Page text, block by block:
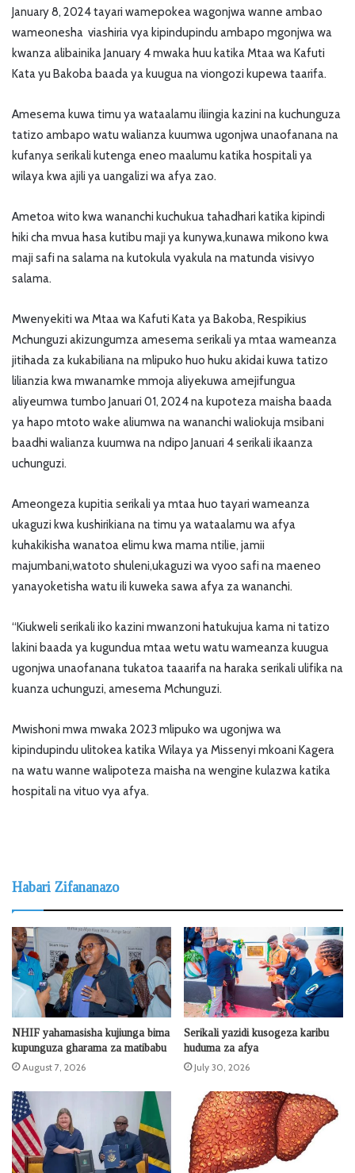
January 8, 2024 tayari wamepokea wagonjwa wanne ambao
wameonesha viashiria vya kipindupindu ambapo mgonjwa wa
kwanza alibainika January 4 mwaka huu katika Mtaa wa Kafuti
Kata yu Bakoba baada ya kuugua na viongozi kupewa taarifa.
Amesema kuwa timu ya wataalamu iliingia kazini na kuchunguza
tatizo ambapo watu walianza kuumwa ugonjwa unaofanana na
kufanya serikali kutenga eneo maalumu katika hospitali ya
wilaya kwa ajili ya uangalizi wa afya zao.
Ametoa wito kwa wananchi kuchukua tahadhari katika kipindi
hiki cha mvua hasa kutibu maji ya kunywa,kunawa mikono kwa
maji safi na salama na kutokula vyakula na matunda visivyo
salama.
Mwenyekiti wa Mtaa wa Kafuti Kata ya Bakoba, Respikius
Mchunguzi akizungumza amesema serikali ya mtaa wameanza
jitihada za kukabiliana na mlipuko huo huku akidai kuwa tatizo
lilianzia kwa mwanamke mmoja aliyekuwa amejifungua
aliyeumwa tumbo Januari 01, 2024 na kupoteza maisha baada
ya hapo mtoto wake aliumwa na wananchi waliokuja msibani
baadhi walianza kuumwa na ndipo Januari 4 serikali ikaanza
uchunguzi.
Ameongeza kupitia serikali ya mtaa huo tayari wameanza
ukaguzi kwa kushirikiana na timu ya wataalamu wa afya
kuhakikisha wanatoa elimu kwa mama ntilie, jamii
majumbani,watoto shuleni,ukaguzi wa vyoo safi na maeneo
yanayoketisha watu ili kuweka sawa afya za wananchi.
“Kiukweli serikali iko kazini mwanzoni hatukujua kama ni tatizo
lakini baada ya kugundua mtaa wetu watu wameanza kuugua
ugonjwa unaofanana tukatoa taaarifa na haraka serikali ulifika na
kuanza uchunguzi, amesema Mchunguzi.
Mwishoni mwa mwaka 2023 mlipuko wa ugonjwa wa
kipindupindu ulitokea katika Wilaya ya Missenyi mkoani Kagera
na watu wanne walipoteza maisha na wengine kulazwa katika
hospitali na vituo vya afya.
Habari Zifananazo
NHIF yahamasisha kujiunga bima
kupunguza gharama za matibabu
August 7, 2026
Serikali yazidi kusogeza karibu
huduma za afya
July 30, 2026